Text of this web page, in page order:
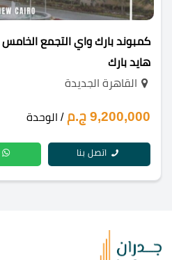
هايد بارك
القاهرة الجديدة
9,200,000 ج.م / الوحدة
اتصل بنا